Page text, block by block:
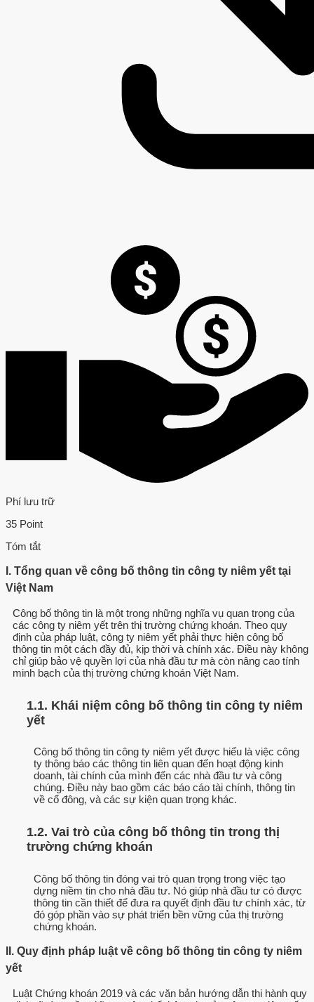
Phí lưu trữ
35 Point
Tóm tắt
I. Tổng quan về công bố thông tin công ty niêm yết tại
Việt Nam
Công bố thông tin là một trong những nghĩa vụ quan trọng của
các công ty niêm yết trên thị trường chứng khoán. Theo quy
định của pháp luật, công ty niêm yết phải thực hiện công bố
thông tin một cách đầy đủ, kịp thời và chính xác. Điều này không
chỉ giúp bảo vệ quyền lợi của nhà đầu tư mà còn nâng cao tính
minh bạch của thị trường chứng khoán Việt Nam.
1.1. Khái niệm công bố thông tin công ty niêm
yết
Công bố thông tin công ty niêm yết được hiểu là việc công
ty thông báo các thông tin liên quan đến hoạt động kinh
doanh, tài chính của mình đến các nhà đầu tư và công
chúng. Điều này bao gồm các báo cáo tài chính, thông tin
về cổ đông, và các sự kiện quan trọng khác.
1.2. Vai trò của công bố thông tin trong thị
trường chứng khoán
Công bố thông tin đóng vai trò quan trọng trong việc tạo
dựng niềm tin cho nhà đầu tư. Nó giúp nhà đầu tư có được
thông tin cần thiết để đưa ra quyết định đầu tư chính xác, từ
đó góp phần vào sự phát triển bền vững của thị trường
chứng khoán.
II. Quy định pháp luật về công bố thông tin công ty niêm
yết
Luật Chứng khoán 2019 và các văn bản hướng dẫn thi hành quy